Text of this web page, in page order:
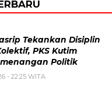
Tekankan Disiplin
PKS Kutim
Politik
- 22:25 WITA